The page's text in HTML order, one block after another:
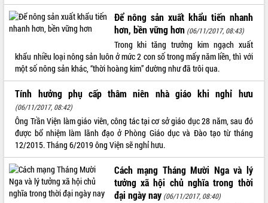
Để nông sản xuất khẩu tiến nhanh
hơn, bền vững hơn (06/11/2017, 08:43)
Trong khi tăng trưởng kim ngạch xuất
khẩu nhiều loại nông sản luôn ở mức 2 con số trong mấy năm liền, thì với
một số nông sản khác, “thời hoàng kim” dường như đã trôi qua.
Tính hưởng phụ cấp thâm niên nhà giáo khi nghỉ hưu
(06/11/2017, 08:42)
Ông Trần Viện làm giáo viên, công tác tại cơ sở giáo dục 28 năm, sau đó
được bổ nhiệm làm lãnh đạo ở Phòng Giáo dục và Đào tạo từ tháng
12/2015. Tháng 6/2019 ông Viện sẽ nghỉ hưu.
Cách mạng Tháng Mười Nga và lý
tưởng xã hội chủ nghĩa trong thời
đại ngày nay (06/11/2017, 08:40)